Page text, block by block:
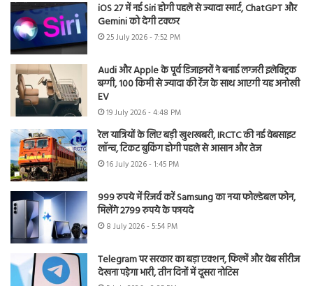
iOS 27 में नई Siri होगी पहले से ज्यादा स्मार्ट, ChatGPT और
Gemini को देगी टक्कर
25 July 2026 - 7:52 PM
Audi और Apple के पूर्व डिजाइनरों ने बनाई लग्जरी इलेक्ट्रिक
बग्गी, 100 किमी से ज्यादा की रेंज के साथ आएगी यह अनोखी
EV
19 July 2026 - 4:48 PM
रेल यात्रियों के लिए बड़ी खुशखबरी, IRCTC की नई वेबसाइट
लॉन्च, टिकट बुकिंग होगी पहले से आसान और तेज
16 July 2026 - 1:45 PM
999 रुपये में रिजर्व करें Samsung का नया फोल्डेबल फोन,
मिलेंगे 2799 रुपये के फायदे
8 July 2026 - 5:54 PM
Telegram पर सरकार का बड़ा एक्शन, फिल्में और वेब सीरीज
देखना पड़ेगा भारी, तीन दिनों में दूसरा नोटिस